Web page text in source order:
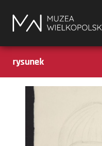
rysunek